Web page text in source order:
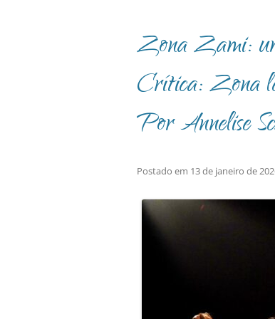
Zona Zami:
Crítica: Zona
Por Annelise
Postado em 13 de janeiro de